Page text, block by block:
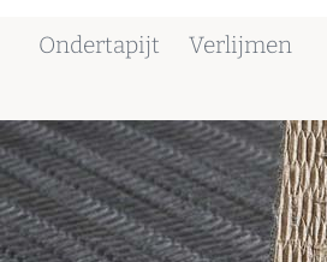
Ondertapijt Verlijmen